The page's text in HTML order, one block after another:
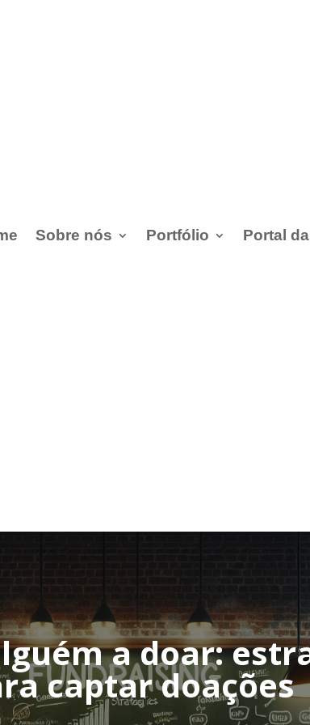
Sobre nós Portfólio Portal
a doar:
captar doações